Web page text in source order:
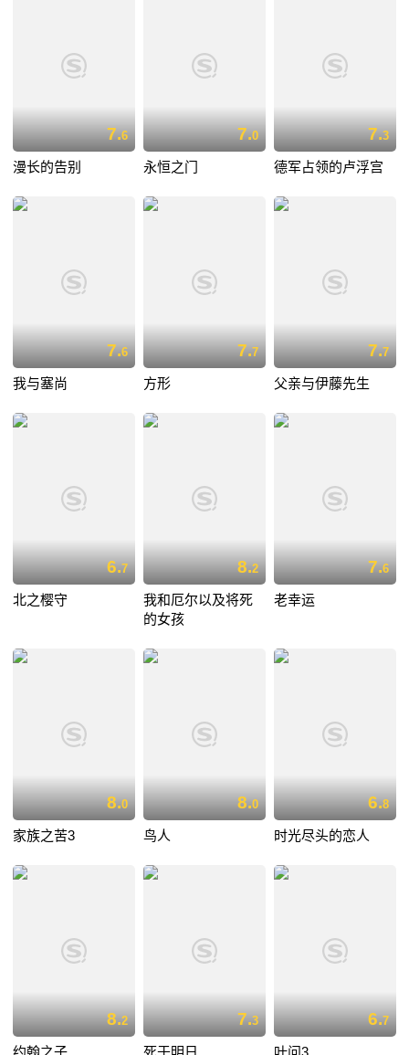
7.6
漫长的告别
7.0
永恒之门
7.3
德军占领的卢浮宫
7.6
我与塞尚
7.7
方形
7.7
父亲与伊藤先生
6.7
北之樱守
8.2
我和厄尔以及将死
的女孩
7.6
老幸运
8.0
家族之苦3
8.0
鸟人
6.8
时光尽头的恋人
8.2 7.3 6.7